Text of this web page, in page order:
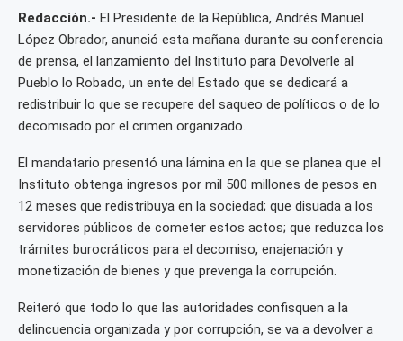
Redacción.- El Presidente de la República, Andrés Manuel
López Obrador, anunció esta mañana durante su conferencia
de prensa, el lanzamiento del Instituto para Devolverle al
Pueblo lo Robado, un ente del Estado que se dedicará a
redistribuir lo que se recupere del saqueo de políticos o de lo
decomisado por el crimen organizado.
El mandatario presentó una lámina en la que se planea que el
Instituto obtenga ingresos por mil 500 millones de pesos en
12 meses que redistribuya en la sociedad; que disuada a los
servidores públicos de cometer estos actos; que reduzca los
trámites burocráticos para el decomiso, enajenación y
monetización de bienes y que prevenga la corrupción.
Reiteró que todo lo que las autoridades confisquen a la
delincuencia organizada y por corrupción, se va a devolver a